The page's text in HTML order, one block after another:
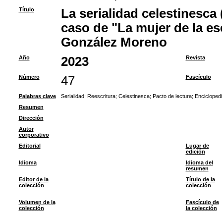
Título
La serialidad celestinesca
caso de "La mujer de la
González Moreno
Año 2023 Revista
Número 47 Fascículo
Palabras clave Serialidad; Reescritura; Celestinesca; Pacto de lectura;
Resumen
Dirección
Autor
corporativo
Editorial
Lugar de
edición
Idioma
Idioma del
resumen
Editor de la
colección
Título de la
colección
Volumen de la
colección
Fascículo de
la colección